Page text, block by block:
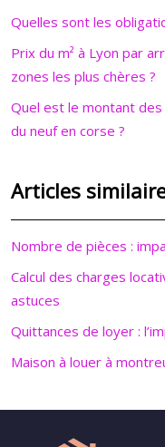
Quelles sont les
Prix du m² à Lyon par
zones les plus chères ?
Quel est le montant
du neuf en corse ?
Articles
Nombre de pièces :
Calcul des charges
astuces
Quittances de loyer :
Maison à louer à